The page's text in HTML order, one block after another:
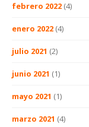
febrero 2022 (4)
enero 2022 (4)
julio 2021 (2)
junio 2021 (1)
mayo 2021 (1)
marzo 2021 (4)